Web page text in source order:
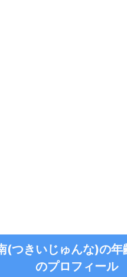
(つきいじゅんな)の年
のプロフィール